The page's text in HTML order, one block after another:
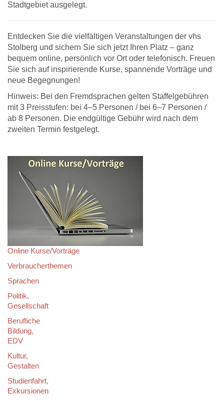
Stadtgebiet ausgelegt.
Entdecken Sie die vielfältigen Veranstaltungen der vhs
Stolberg und sichern Sie sich jetzt Ihren Platz – ganz
bequem online, persönlich vor Ort oder telefonisch. Freuen
Sie sich auf inspirierende Kurse, spannende Vorträge und
neue Begegnungen!
Hinweis: Bei den Fremdsprachen gelten Staffelgebühren
mit 3 Preisstufen: bei 4–5 Personen / bei 6–7 Personen /
ab 8 Personen. Die endgültige Gebühr wird nach dem
zweiten Termin festgelegt.
Online Kurse/Vorträge
Verbraucherthemen
Sprachen
Politik,
Gesellschaft
Berufliche
Bildung,
EDV
Kultur,
Gestalten
Studienfahrt,
Exkursionen